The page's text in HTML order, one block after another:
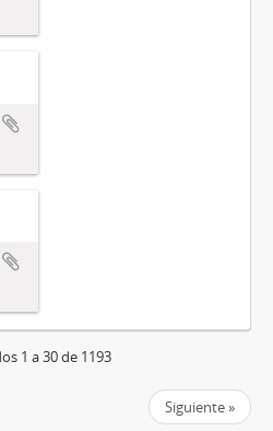
1 a 30 de 1193
Siguiente »